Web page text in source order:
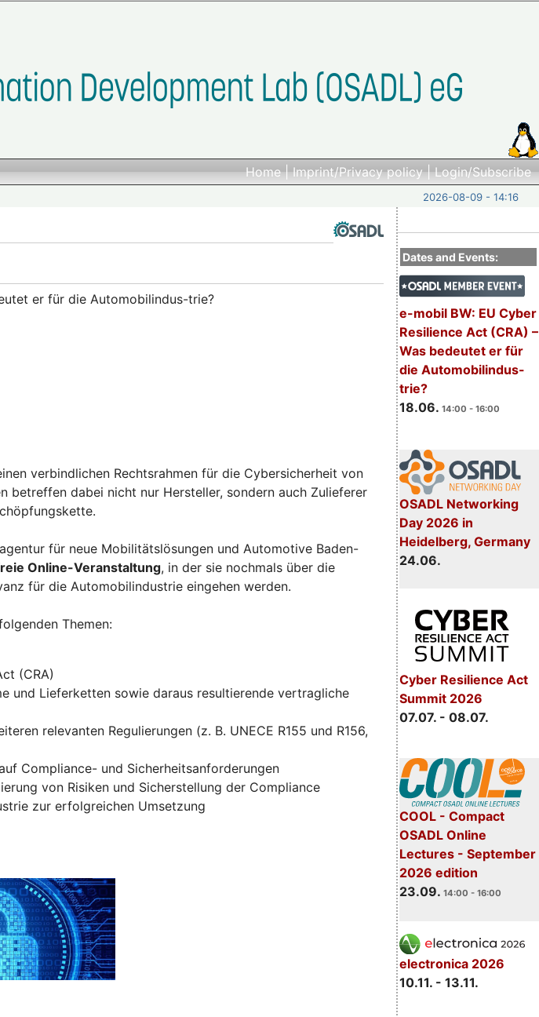
Home|Imprint/Privacy policy|Login/Subscribe
2026-08-09 - 14:16
Dates and Events:
e-mobil BW: EU Cyber
Resilience Act (CRA) –
Was bedeutet er für
die Automobilindus-
trie?
18.06. 14:00 - 16:00
OSADL Networking
Day 2026 in
Heidelberg, Germany
24.06.
Cyber Resilience Act
Summit 2026
07.07. - 08.07.
COOL - Compact
OSADL Online
Lectures - September
2026 edition
23.09. 14:00 - 16:00
electronica 2026
10.11. - 13.11.
er für die Automobilindus-trie?
verbindlichen Rechtsrahmen für die Cybersicherheit von
betreffen dabei nicht nur Hersteller, sondern auch Zulieferer
für neue Mobilitätslösungen und Automotive Baden-
Online-Veranstaltung, in der sie nochmals über die
für die Automobilindustrie eingehen werden.
Themen:
(CRA)
und Lieferketten sowie daraus resultierende vertragliche
relevanten Regulierungen (z. B. UNECE R155 und R156,
Compliance- und Sicherheitsanforderungen
von Risiken und Sicherstellung der Compliance
zur erfolgreichen Umsetzung